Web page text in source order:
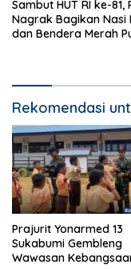
Sambut HUT RI ke-81,
Nagrak Bagikan Nasi
dan Bendera Merah
Rekomendasi
Prajurit Yonarmed 13
Sukabumi Gembleng
Wawasan